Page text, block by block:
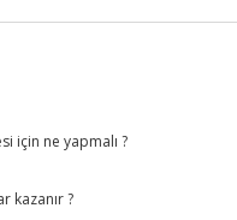
için ne yapmalı ?
kazanır ?